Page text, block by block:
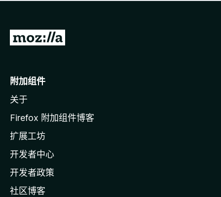
无
转
o
i
l
a
主
页
附加组件
关于
Firefox 附加组件博客
扩展工坊
开发者中心
开发者政策
社区博客